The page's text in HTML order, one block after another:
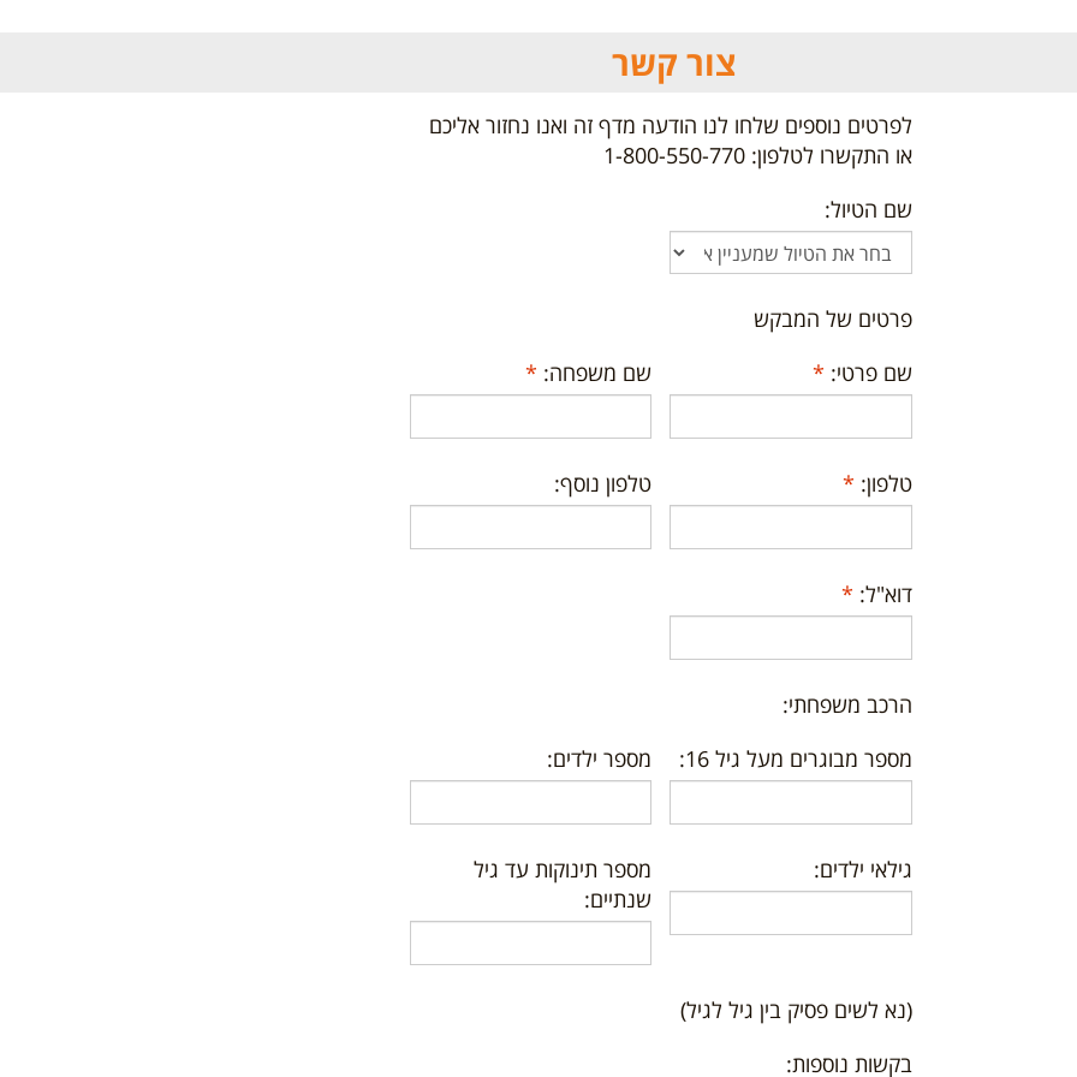
צור קשר
לפרטים נוספים שלחו לנו הודעה מדף זה ואנו נחזור אליכם
או התקשרו לטלפון: 1-800-550-770
שם הטיול:
פרטים של המבקש
שם פרטי: * שם משפחה: *
טלפון: * טלפון נוסף:
דוא"ל: *
הרכב משפחתי:
מספר מבוגרים מעל גיל 16:
מספר ילדים:
גילאי ילדים:
מספר תינוקות עד גיל
שנתיים:
(נא לשים פסיק בין גיל לגיל)
בקשות נוספות: